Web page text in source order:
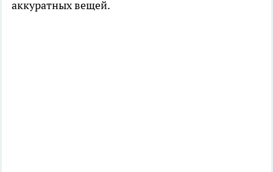
аккуратных вещей.